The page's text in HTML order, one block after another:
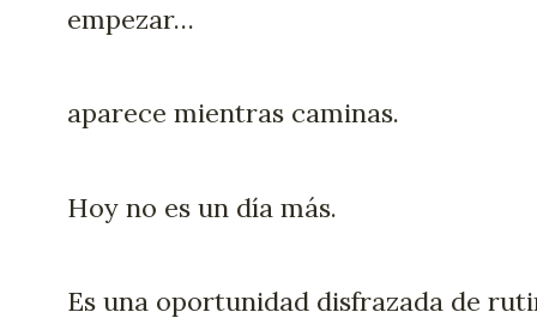
empezar…
aparece mientras caminas.
Hoy no es un día más.
Es una oportunidad disfrazada de